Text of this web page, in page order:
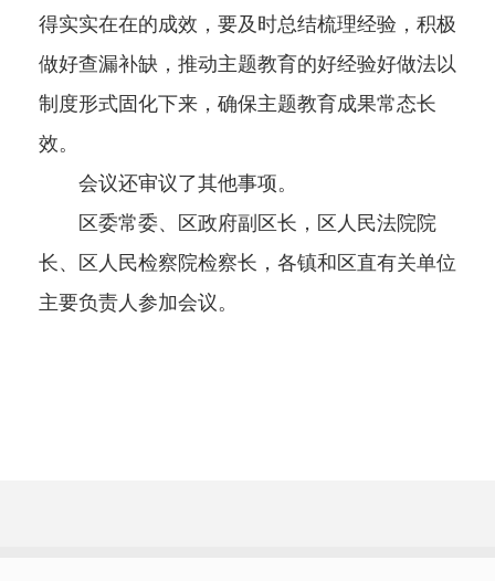
得实实在在的成效，要及时总结梳理经验，积极
做好查漏补缺，推动主题教育的好经验好做法以
制度形式固化下来，确保主题教育成果常态长
效。
会议还审议了其他事项。
区委常委、区政府副区长，区人民法院院
长、区人民检察院检察长，各镇和区直有关单位
主要负责人参加会议。